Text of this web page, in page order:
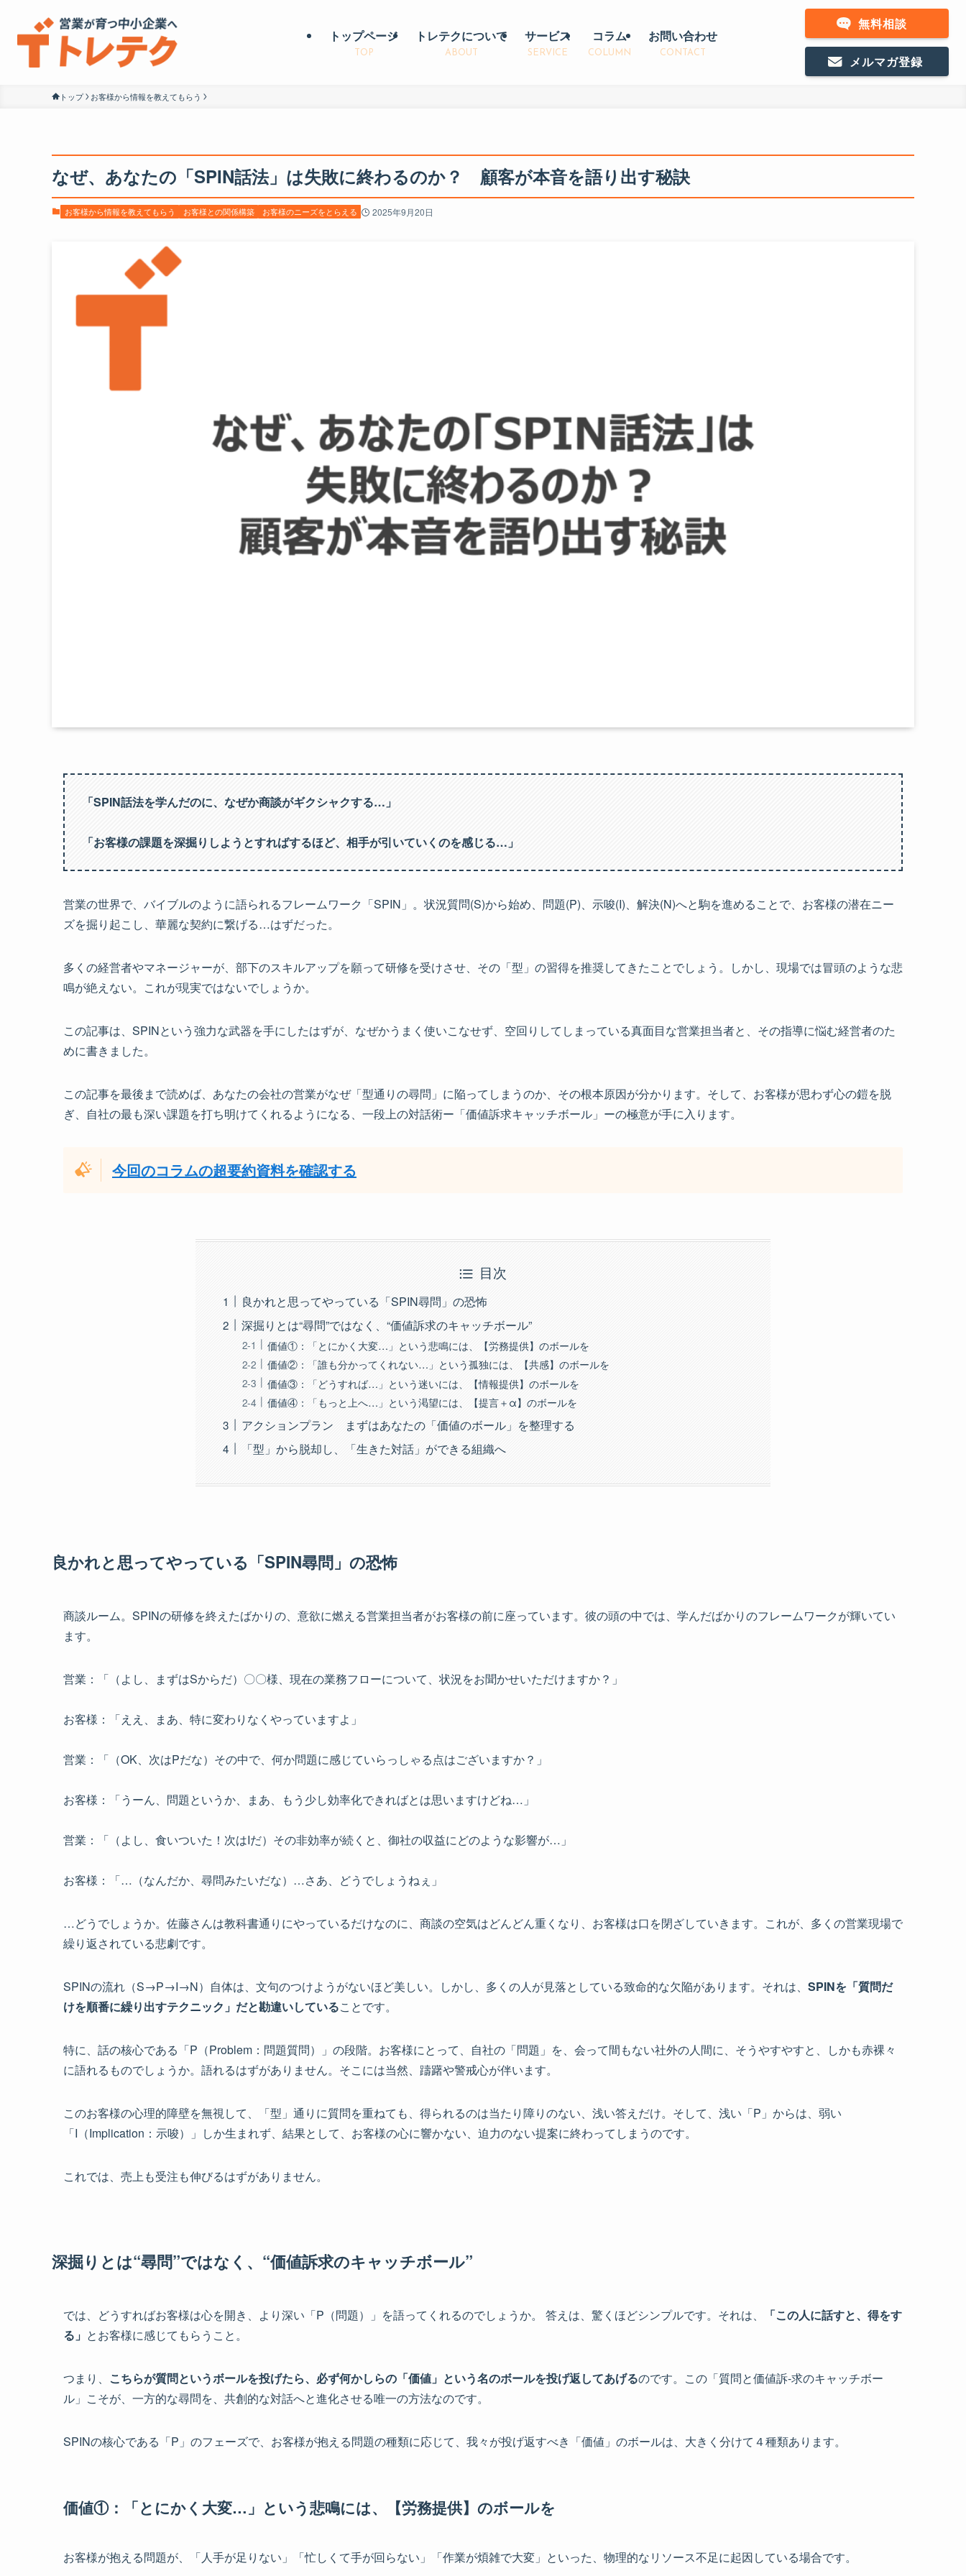
トップページ
TOP
トレテクについて
ABOUT
サービス
SERVICE
コラム
COLUMN
お問い合わせ
CONTACT
無料相談
メルマガ登録
トップ お客様から情報を教えてもらう
なぜ、あなたの「SPIN話法」は失敗に終わるのか？ 顧客が本音を語り出す秘訣
お客様から情報を教えてもらう お客様との関係構築 お客様のニーズをとらえる 2025年9月20日
「SPIN話法を学んだのに、なぜか商談がギクシャクする…」
「お客様の課題を深掘りしようとすればするほど、相手が引いていくのを感じる…」
営業の世界で、バイブルのように語られるフレームワーク「SPIN」。状況質問(S)から始め、問題(P)、示唆(I)、解決(N)へと駒を進めることで、お客様の潜在ニー
ズを掘り起こし、華麗な契約に繋げる…はずだった。
多くの経営者やマネージャーが、部下のスキルアップを願って研修を受けさせ、その「型」の習得を推奨してきたことでしょう。しかし、現場では冒頭のような悲
鳴が絶えない。これが現実ではないでしょうか。
この記事は、SPINという強力な武器を手にしたはずが、なぜかうまく使いこなせず、空回りしてしまっている真面目な営業担当者と、その指導に悩む経営者のた
めに書きました。
この記事を最後まで読めば、あなたの会社の営業がなぜ「型通りの尋問」に陥ってしまうのか、その根本原因が分かります。そして、お客様が思わず心の鎧を脱
ぎ、自社の最も深い課題を打ち明けてくれるようになる、一段上の対話術ー「価値訴求キャッチボール」ーの極意が手に入ります。
今回のコラムの超要約資料を確認する
目次
良かれと思ってやっている「SPIN尋問」の恐怖
深掘りとは“尋問”ではなく、“価値訴求のキャッチボール”
価値①：「とにかく大変…」という悲鳴には、【労務提供】のボールを
価値②：「誰も分かってくれない…」という孤独には、【共感】のボールを
価値③：「どうすれば…」という迷いには、【情報提供】のボールを
価値④：「もっと上へ…」という渇望には、【提言＋α】のボールを
アクションプラン まずはあなたの「価値のボール」を整理する
「型」から脱却し、「生きた対話」ができる組織へ
良かれと思ってやっている「SPIN尋問」の恐怖
商談ルーム。SPINの研修を終えたばかりの、意欲に燃える営業担当者がお客様の前に座っています。彼の頭の中では、学んだばかりのフレームワークが輝いてい
ます。
営業：「（よし、まずはSからだ）〇〇様、現在の業務フローについて、状況をお聞かせいただけますか？」
お客様：「ええ、まあ、特に変わりなくやっていますよ」
営業：「（OK、次はPだな）その中で、何か問題に感じていらっしゃる点はございますか？」
お客様：「うーん、問題というか、まあ、もう少し効率化できればとは思いますけどね…」
営業：「（よし、食いついた！次はIだ）その非効率が続くと、御社の収益にどのような影響が…」
お客様：「…（なんだか、尋問みたいだな）…さあ、どうでしょうねぇ」
…どうでしょうか。佐藤さんは教科書通りにやっているだけなのに、商談の空気はどんどん重くなり、お客様は口を閉ざしていきます。これが、多くの営業現場で
繰り返されている悲劇です。
SPINの流れ（S→P→I→N）自体は、文句のつけようがないほど美しい。しかし、多くの人が見落としている致命的な欠陥があります。それは、 SPINを「質問だ
けを順番に繰り出すテクニック」だと勘違いしていることです。
特に、話の核心である「P（Problem：問題質問）」の段階。お客様にとって、自社の「問題」を、会って間もない社外の人間に、そうやすやすと、しかも赤裸々
に語れるものでしょうか。語れるはずがありません。そこには当然、躊躇や警戒心が伴います。
このお客様の心理的障壁を無視して、「型」通りに質問を重ねても、得られるのは当たり障りのない、浅い答えだけ。そして、浅い「P」からは、弱い
「I（Implication：示唆）」しか生まれず、結果として、お客様の心に響かない、迫力のない提案に終わってしまうのです。
これでは、売上も受注も伸びるはずがありません。
深掘りとは“尋問”ではなく、“価値訴求のキャッチボール”
では、どうすればお客様は心を開き、より深い「P（問題）」を語ってくれるのでしょうか。 答えは、驚くほどシンプルです。それは、
「この人に話すと、得をす
る」 とお客様に感じてもらうこと。
つまり、 こちらが質問というボールを投げたら、必ず何かしらの「価値」という名のボールを投げ返してあげるのです。この「質問と価値訴-求のキャッチボー
ル」こそが、一方的な尋問を、共創的な対話へと進化させる唯一の方法なのです。
SPINの核心である「P」のフェーズで、お客様が抱える問題の種類に応じて、我々が投げ返すべき「価値」のボールは、大きく分けて４種類あります。
価値①：「とにかく大変…」という悲鳴には、【労務提供】のボールを
お客様が抱える問題が、「人手が足りない」「忙しくて手が回らない」「作業が煩雑で大変」といった、物理的なリソース不足に起因している場合です。